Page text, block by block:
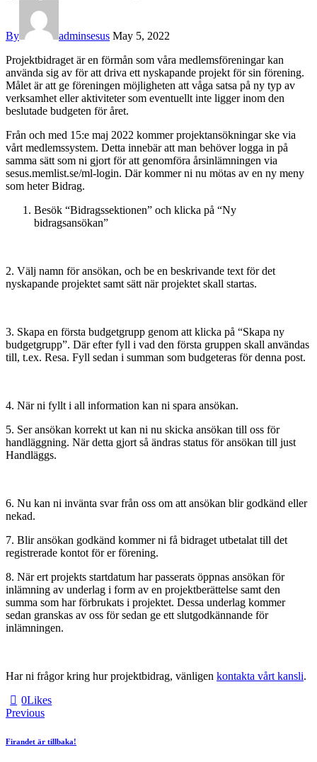
By adminsesus May 5, 2022
Projektbidraget är en förmån som våra medlemsföreningar kan
använda sig av för att driva ett nyskapande projekt för sin förening.
Målet är att ge föreningen möjligheten att våga satsa på ny typ av
verksamhet eller aktiviteter som eventuellt inte ligger inom den
beslutade budgeten för året.
Från och med 15:e maj 2022 kommer projektansökningar ske via
vårt medlemssystem. Detta innebär att man behöver logga in på
samma sätt som ni gjort för att genomföra årsinlämningen via
sesus.memlist.se/ml-login. Där kommer ni nu mötas av en ny meny
som heter Bidrag.
Besök “Bidragssektionen” och klicka på “Ny
bidragsansökan”
2. Välj namn för ansökan, och be en beskrivande text för det
nyskapande projektet samt sätt när projektet skall startas.
3. Skapa en första budgetgrupp genom att klicka på “Skapa ny
budgetgrupp”. Där efter fyll i vad den första gruppen skall användas
till, t.ex. Resa. Fyll sedan i summan som budgeteras för denna post.
4. När ni fyllt i all information kan ni spara ansökan.
5. Ser ansökan korrekt ut kan ni nu skicka ansökan till oss för
handläggning. När detta gjort så ändras status för ansökan till just
Handläggs.
6. Nu kan ni invänta svar från oss om att ansökan blir godkänd eller
nekad.
7. Blir ansökan godkänd kommer ni få bidraget utbetalat till det
registrerade kontot för er förening.
8. När ert projekts startdatum har passerats öppnas ansökan för
inlämning av underlag i form av en projektberättelse samt den
summa som har förbrukats i projektet. Dessa underlag kommer
sedan granskas av oss för sedan ge ett slutgodkännande för
inlämningen.
Har ni frågor kring hur projektbidrag, vänligen kontakta vårt kansli.
0Likes
Post
navigation
Previous
Firandet är tillbaka!